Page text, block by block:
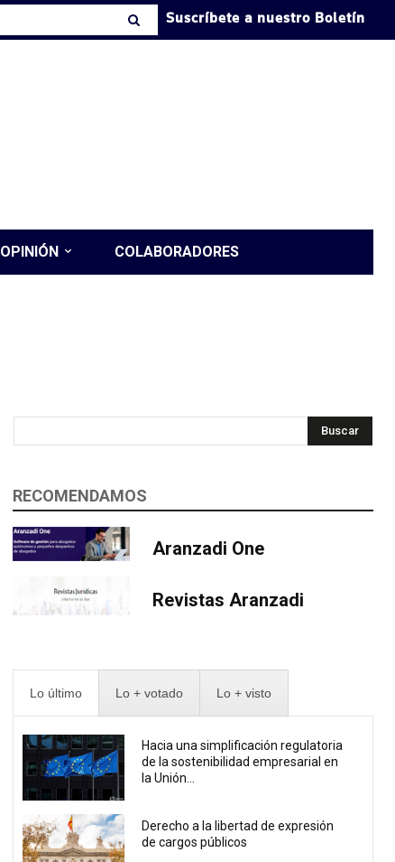
Suscríbete a nuestro Boletín
OPINIÓN COLABORADORES
Buscar
RECOMENDAMOS
Aranzadi One
Revistas Aranzadi
Lo último Lo + votado Lo + visto
Hacia una simplificación regulatoria
de la sostenibilidad empresarial en
la Unión...
Derecho a la libertad de expresión
de cargos públicos